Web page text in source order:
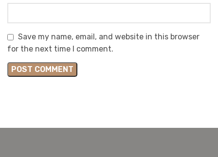
Save my name, email, and website in this browser
for the next time I comment.